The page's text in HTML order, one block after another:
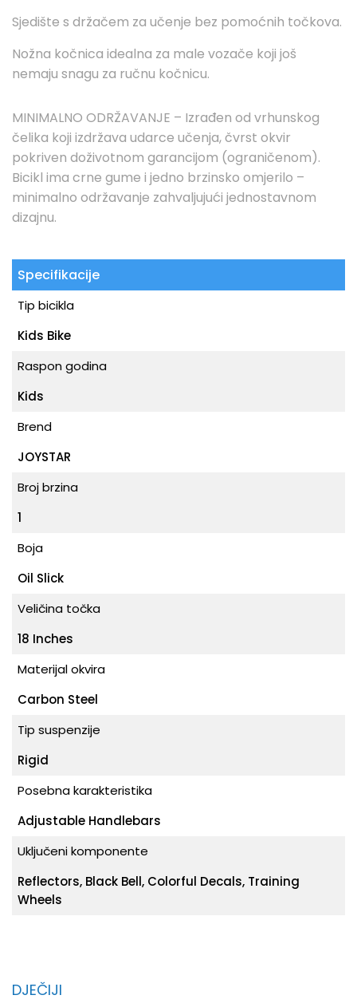
Sjedište s držačem za učenje bez pomoćnih točkova.
Nožna kočnica idealna za male vozače koji još
nemaju snagu za ručnu kočnicu.
MINIMALNO ODRŽAVANJE – Izrađen od vrhunskog
čelika koji izdržava udarce učenja, čvrst okvir
pokriven doživotnom garancijom (ograničenom).
Bicikl ima crne gume i jedno brzinsko omjerilo –
minimalno održavanje zahvaljujući jednostavnom
dizajnu.
Specifikacije
Tip bicikla
Kids Bike
Raspon godina
Kids
Brend
JOYSTAR
Broj brzina
1
Boja
Oil Slick
Veličina točka
18 Inches
Materijal okvira
Carbon Steel
Tip suspenzije
Rigid
Posebna karakteristika
Adjustable Handlebars
Uključeni komponente
Reflectors, Black Bell, Colorful Decals, Training
Wheels
DJEČIJI